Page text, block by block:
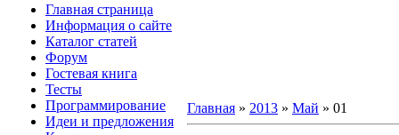
Главная страница
Информация о сайте
Каталог статей
Форум
Гостевая книга
Тесты
Программирование
Идеи и предложения
Главная » 2013 » Май » 01